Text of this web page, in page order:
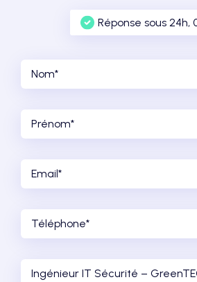
Réponse sous 24h,